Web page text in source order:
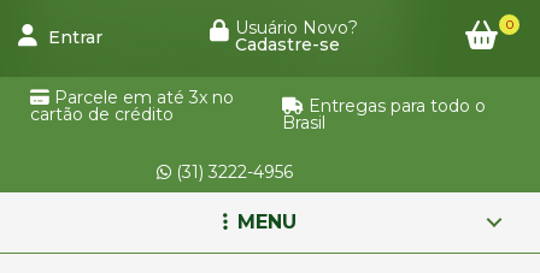
Entrar Usuário Novo?
Cadastre-se
0
Parcele em até 3x no
cartão de crédito Entregas para todo o
Brasil
(31) 3222-4956
MENU